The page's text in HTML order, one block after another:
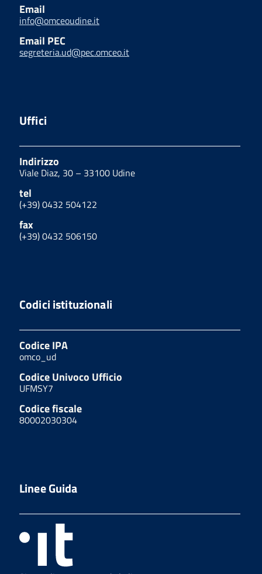
Email
info@omceoudine.it
Email PEC
segreteria.ud@pec.omceo.it
Uffici
Indirizzo
Viale Diaz, 30 – 33100 Udine
tel
(+39) 0432 504122
fax
(+39) 0432 506150
Codici istituzionali
Codice IPA
omco_ud
Codice Univoco Ufficio
UFMSY7
Codice fiscale
80002030304
Linee Guida